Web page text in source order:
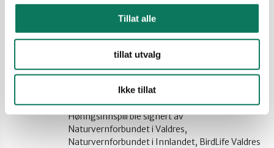
Tillat alle
tillat utvalg
Ikke tillat
H
masseuttak, Etnedal kommune
planområdet for Garastølen masseuttak i
Etnedal. Viktige plantema vil være kommunens
konsekvenser av tiltaket for landskap og
klimagassutslipp, og en reell vurdering av
framtidige behov for masser i området.
Høringsinnspill ble signert av
Naturvernforbundet i Valdres,
Naturvernforbundet i Innlandet, BirdLife Valdres